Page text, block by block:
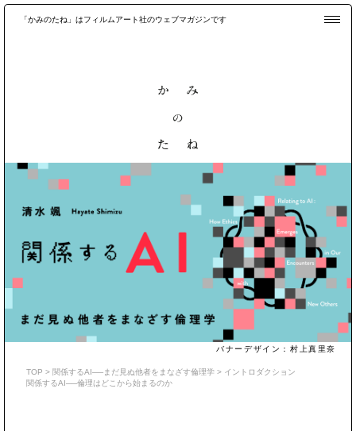
「かみのたね」はフィルムアート社のウェブマガジンです
バナーデザイン：村上真里奈
TOP > 関係するAI──まだ見ぬ他者をまなざす倫理学 > イントロダクション
関係するAI──倫理はどこから始まるのか